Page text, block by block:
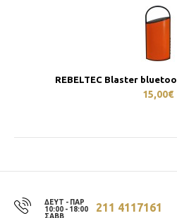
REBELTEC Blaster
15,00€
ΔΕΥΤ - ΠΑΡ
10:00 - 18:00
ΣΑΒΒ
211 4117161